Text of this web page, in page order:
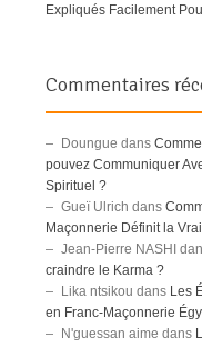
Expliqués Facilement
Commentaires
Doungue dans
pouvez Communiquer
Spirituel ?
Gueï Ulrich dans
Maçonnerie Définit la
Jean-Pierre NASHI
craindre le Karma ?
Lika ntsikou dans Les
en Franc-Maçonnerie
N'guessan aime dans